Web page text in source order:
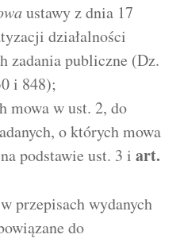
ustawy z dnia 17
działalności
zadania publiczne (Dz.
i 848);
mowa w ust. 2, do
o których mowa
podstawie ust. 3 i art.
przepisach wydanych
do